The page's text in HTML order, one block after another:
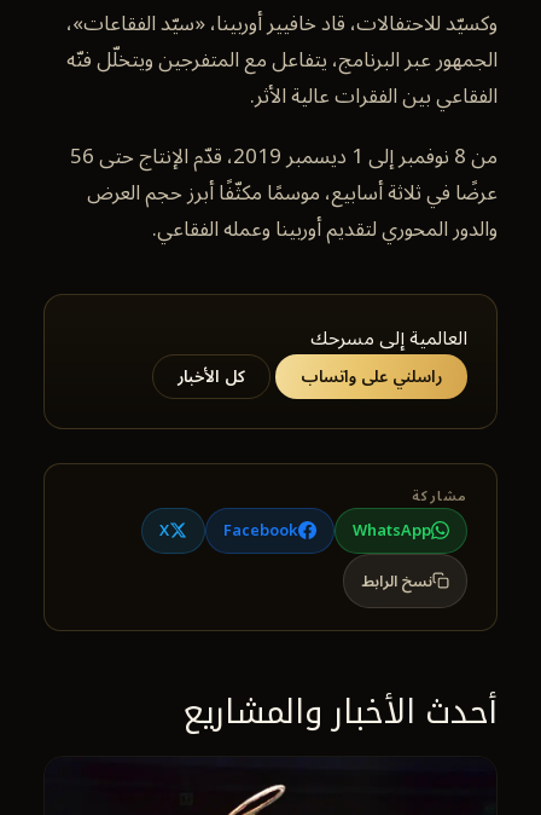
وكسيّد للاحتفالات، قاد خافيير أوربينا، «سيّد الفقاعات»،
الجمهور عبر البرنامج، يتفاعل مع المتفرجين ويتخلّل فنّه
الفقاعي بين الفقرات عالية الأثر.
من 8 نوفمبر إلى 1 ديسمبر 2019، قدّم الإنتاج حتى 56
عرضًا في ثلاثة أسابيع، موسمًا مكثّفًا أبرز حجم العرض
والدور المحوري لتقديم أوربينا وعمله الفقاعي.
العالمية إلى مسرحك
راسلني على واتساب كل الأخبار
مشاركة
WhatsApp
Facebook
X
نسخ الرابط
أحدث الأخبار والمشاريع